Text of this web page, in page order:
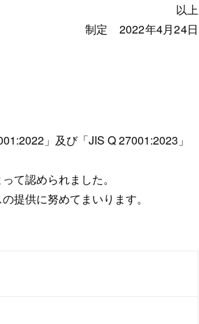
以上
制定 2022年4月24日
」及び「JIS Q 27001:2023」
て認められました。
提供に努めてまいります。